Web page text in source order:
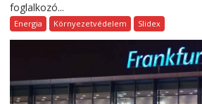
foglalkozó...
Energia Környezetvédelem Slidex